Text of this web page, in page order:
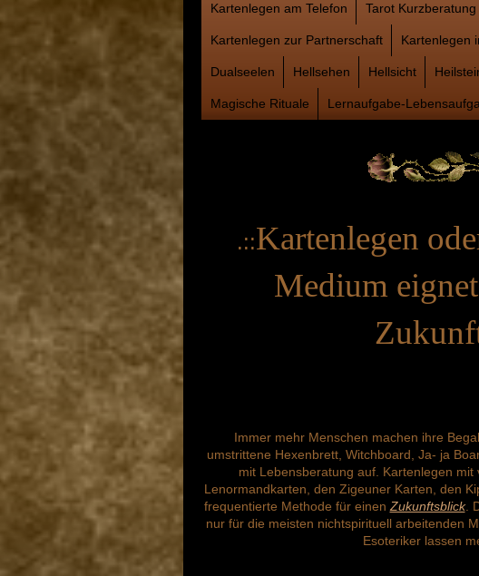
Kartenlegen am Telefon Tarot Kurzberatung
Kartenlegen zur Partnerschaft Kartenlegen
Dualseelen Hellsehen Hellsicht
Magische Rituale Lernaufgabe-
.::Kartenlegen
Medium
Immer mehr Menschen machen ihre
umstrittene Hexenbrett, Witchboard, Ja- ja
mit Lebensberatung auf. Kartenlegen
Lenormandkarten, den Zigeuner Karten, den
frequentierte Methode für einen Zukunftsblick.
nur für die meisten nichtspirituell arbeitenden
Esoteriker lassen